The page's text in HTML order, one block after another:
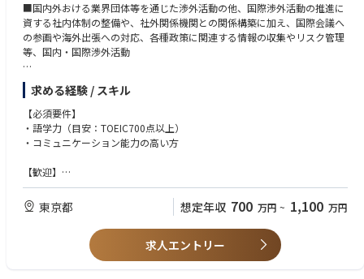
【入社後直ぐにお任せしたいこと】
・業界団体（一般社団法人 住宅生産団体連合会（住団連）や一般社団法人
国際住宅建築都市産業協会（JUBH）等）と連携した国内・国際渉外活動
（委員会・WG活動／国際会議・海外出張への対応等）
・国際渉外活動推進に資する社内体制の整備（まずは海外事業本部、不動
産事業本部（海外関連）が中心）
・国内外の関係省庁、各国大使館等との対外関係の構築・維持
・当社事業に関連する政策動向や業界動向に係る情報収集、リスク管理
【入社後5年後～10年後に期待する役割】
※在宅勤務制度あり
※国際会議への参加・海外出張への対応有り
・国内住宅着工戸数の減少や、脱炭素社会の実現に向けた取組み等、市場
環境が大きく変化する中、国や業界団体との連携を通じた戦略的な対応が
■国内外おける業界団体等を通じた渉外活動の他、国際渉外活動の推進に
資する社内体制の整備や、社外関係機関との関係構築に加え、国際会議へ
の参画や海外出張への対応、各種政策に関連する情報の収集やリスク管理
等、国内・国際渉外活動
■関係省庁との各種政策に係る意見交換、業界団体と連携した委員会・ワ
ーキング活動、社内外における意見の集約・調整業務を担って頂く他、経
営層との密なコミュニケーション
■海外事業に係る事業部門と協働で国際渉外活動を推進する社内体制を整
各国大使館等との対外関係を構築・維持し、プロジェクトの円滑な遂行を
策の立案等、リスク管理も担って頂き、事業機会の最大化に向けた活動に
取り組んで頂きます。
求める経験 / スキル
【必須要件】
・語学力（目安：TOEIC700点以上）
・コミュニケーション能力の高い方
【歓迎】
・社会/政治/経済の動きや国の政策/制度に関心のある方
・全社視点で課題を捉え、解決に向けて前向きに行動できる方
・各種情報を適確に捉え、分かりやすく伝える文書・資料作成スキルのあ
東京都 想定年収 700 万円 ~ 1,100 万円
求人エントリー